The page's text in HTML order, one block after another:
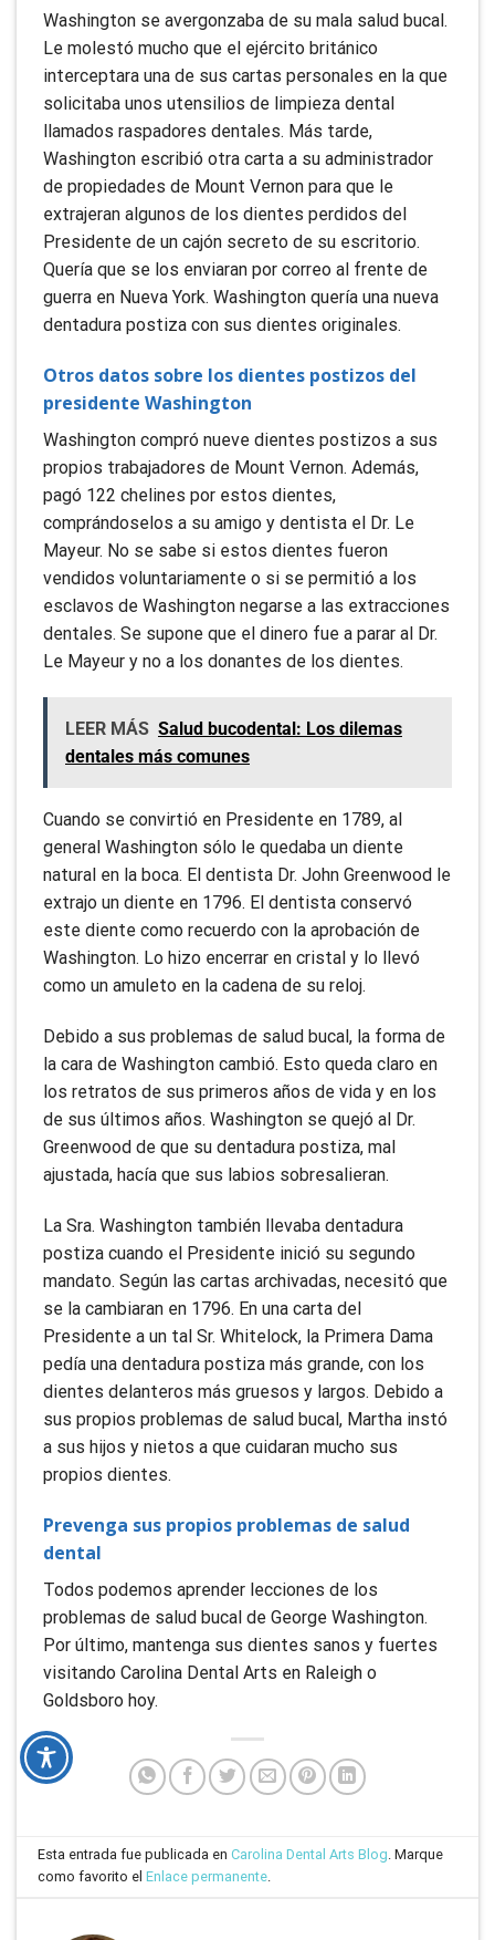
Washington se avergonzaba de su mala salud bucal.
Le molestó mucho que el ejército británico
interceptara una de sus cartas personales en la que
solicitaba unos utensilios de limpieza dental
llamados raspadores dentales. Más tarde,
Washington escribió otra carta a su administrador
de propiedades de Mount Vernon para que le
extrajeran algunos de los dientes perdidos del
Presidente de un cajón secreto de su escritorio.
Quería que se los enviaran por correo al frente de
guerra en Nueva York. Washington quería una nueva
dentadura postiza con sus dientes originales.
Otros datos sobre los dientes postizos del
presidente Washington
Washington compró nueve dientes postizos a sus
propios trabajadores de Mount Vernon. Además,
pagó 122 chelines por estos dientes,
comprándoselos a su amigo y dentista el Dr. Le
Mayeur. No se sabe si estos dientes fueron
vendidos voluntariamente o si se permitió a los
esclavos de Washington negarse a las extracciones
dentales. Se supone que el dinero fue a parar al Dr.
Le Mayeur y no a los donantes de los dientes.
LEER MÁS Salud bucodental: Los dilemas
dentales más comunes
Cuando se convirtió en Presidente en 1789, al
general Washington sólo le quedaba un diente
natural en la boca. El dentista Dr. John Greenwood le
extrajo un diente en 1796. El dentista conservó
este diente como recuerdo con la aprobación de
Washington. Lo hizo encerrar en cristal y lo llevó
como un amuleto en la cadena de su reloj.
Debido a sus problemas de salud bucal, la forma de
la cara de Washington cambió. Esto queda claro en
los retratos de sus primeros años de vida y en los
de sus últimos años. Washington se quejó al Dr.
Greenwood de que su dentadura postiza, mal
ajustada, hacía que sus labios sobresalieran.
La Sra. Washington también llevaba dentadura
postiza cuando el Presidente inició su segundo
mandato. Según las cartas archivadas, necesitó que
se la cambiaran en 1796. En una carta del
Presidente a un tal Sr. Whitelock, la Primera Dama
pedía una dentadura postiza más grande, con los
dientes delanteros más gruesos y largos. Debido a
sus propios problemas de salud bucal, Martha instó
a sus hijos y nietos a que cuidaran mucho sus
propios dientes.
Prevenga sus propios problemas de salud
dental
Todos podemos aprender lecciones de los
problemas de salud bucal de George Washington.
Por último, mantenga sus dientes sanos y fuertes
visitando Carolina Dental Arts en Raleigh o
Goldsboro hoy.
Esta entrada fue publicada enCarolina Dental Arts Blog. Marque
como favorito elEnlace permanente.